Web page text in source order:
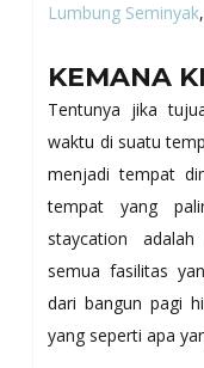
Lumbung Seminyak
KEMANA
Tentunya jika
waktu di suatu
menjadi tempat
tempat yang
staycation
semua fasilitas
dari bangun pagi
yang seperti apa